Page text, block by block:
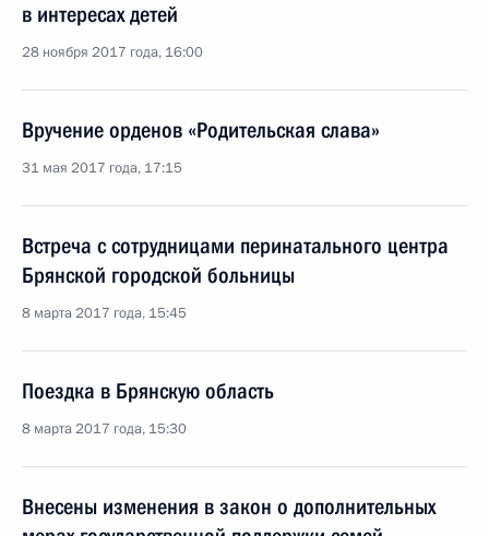
в интересах детей
28 ноября 2017 года, 16:00
Вручение орденов «Родительская слава»
31 мая 2017 года, 17:15
Встреча с сотрудницами перинатального центра
Брянской городской больницы
8 марта 2017 года, 15:45
Поездка в Брянскую область
8 марта 2017 года, 15:30
Внесены изменения в закон о дополнительных